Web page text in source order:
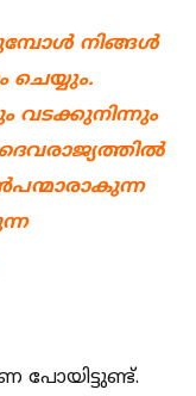
നിങ്ങള്‍
ചെയ്യും.
വടക്കുനിന്നും